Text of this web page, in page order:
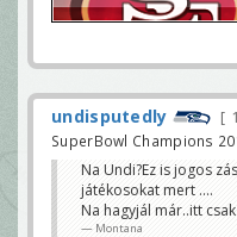
undisputedly
SuperBowl Champions
Na Undi?Ez is jogos
játékosokat mert ....
Na hagyjál már..itt
Montana